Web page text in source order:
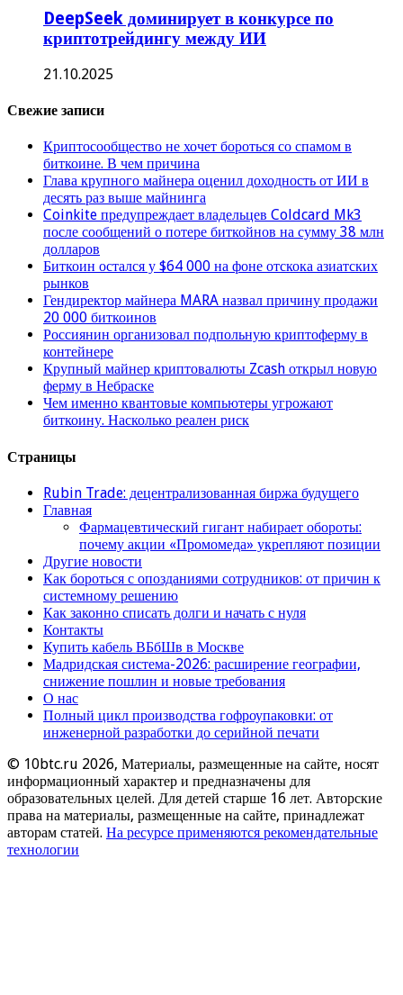
DeepSeek доминирует в конкурсе по
криптотрейдингу между ИИ
21.10.2025
Свежие записи
Криптосообщество не хочет бороться со спамом в
биткоине. В чем причина
Глава крупного майнера оценил доходность от ИИ в
десять раз выше майнинга
Coinkite предупреждает владельцев Coldcard Mk3
после сообщений о потере биткойнов на сумму 38 млн
долларов
Биткоин остался у $64 000 на фоне отскока азиатских
рынков
Гендиректор майнера MARA назвал причину продажи
20 000 биткоинов
Россиянин организовал подпольную криптоферму в
контейнере
Крупный майнер криптовалюты Zcash открыл новую
ферму в Небраске
Чем именно квантовые компьютеры угрожают
биткоину. Насколько реален риск
Страницы
Rubin Trade: децентрализованная биржа будущего
Главная
Фармацевтический гигант набирает обороты:
почему акции «Промомеда» укрепляют позиции
Другие новости
Как бороться с опозданиями сотрудников: от причин к
системному решению
Как законно списать долги и начать с нуля
Контакты
Купить кабель ВБбШв в Москве
Мадридская система-2026: расширение географии,
снижение пошлин и новые требования
О нас
Полный цикл производства гофроупаковки: от
инженерной разработки до серийной печати
© 10btc.ru 2026, Материалы, размещенные на сайте, носят
информационный характер и предназначены для
образовательных целей. Для детей старше 16 лет. Авторские
права на материалы, размещенные на сайте, принадлежат
авторам статей. На ресурсе применяются рекомендательные
технологии